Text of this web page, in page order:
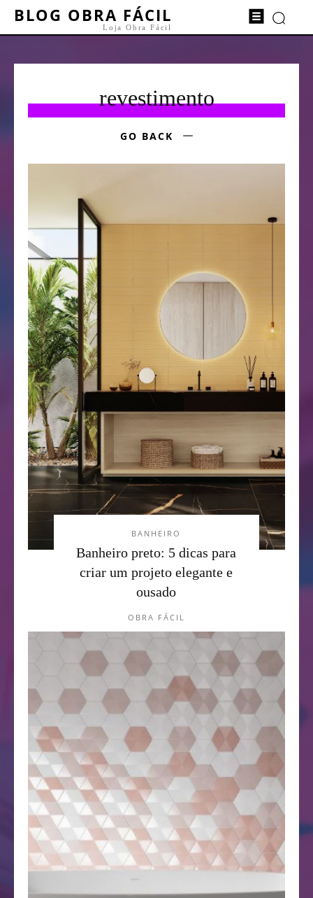
BLOG OBRA FÁCIL
Loja Obra Fácil
revestimento
GO BACK
BANHEIRO
Banheiro preto: 5 dicas para
criar um projeto elegante e
ousado
OBRA FÁCIL